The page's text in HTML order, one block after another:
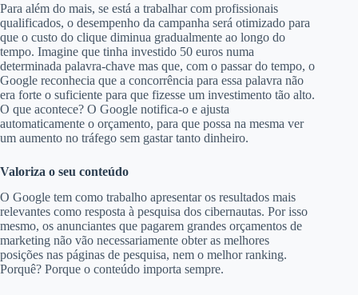
Para além do mais, se está a trabalhar com profissionais
qualificados, o desempenho da campanha será otimizado para
que o custo do clique diminua gradualmente ao longo do
tempo. Imagine que tinha investido 50 euros numa
determinada palavra-chave mas que, com o passar do tempo, o
Google reconhecia que a concorrência para essa palavra não
era forte o suficiente para que fizesse um investimento tão alto.
O que acontece? O Google notifica-o e ajusta
automaticamente o orçamento, para que possa na mesma ver
um aumento no tráfego sem gastar tanto dinheiro.
Valoriza o seu conteúdo
O Google tem como trabalho apresentar os resultados mais
relevantes como resposta à pesquisa dos cibernautas. Por isso
mesmo, os anunciantes que pagarem grandes orçamentos de
marketing não vão necessariamente obter as melhores
posições nas páginas de pesquisa, nem o melhor ranking.
Porquê? Porque o conteúdo importa sempre.